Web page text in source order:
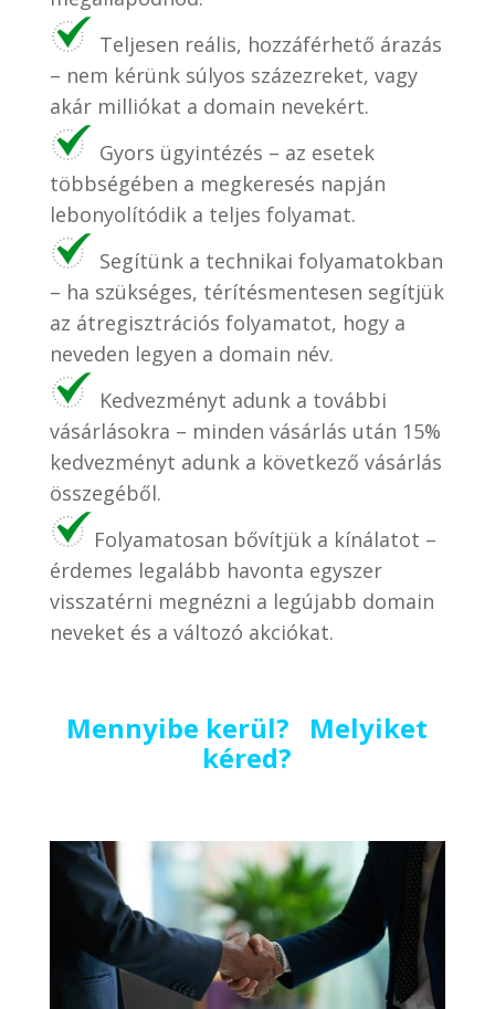
Teljesen reális, hozzáférhető árazás
– nem kérünk súlyos százezreket, vagy
akár milliókat a domain nevekért.
Gyors ügyintézés – az esetek
többségében a megkeresés napján
lebonyolítódik a teljes folyamat.
Segítünk a technikai folyamatokban
– ha szükséges, térítésmentesen segítjük
az átregisztrációs folyamatot, hogy a
neveden legyen a domain név.
Kedvezményt adunk a további
vásárlásokra – minden vásárlás után 15%
kedvezményt adunk a következő vásárlás
összegéből.
Folyamatosan bővítjük a kínálatot –
érdemes legalább havonta egyszer
visszatérni megnézni a legújabb domain
neveket és a változó akciókat.
Mennyibe kerül? Melyiket
kéred?